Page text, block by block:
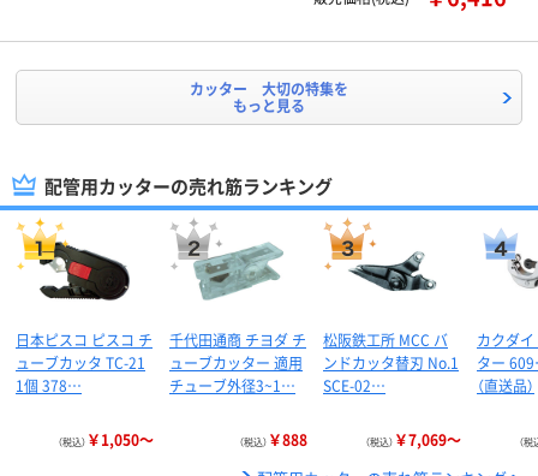
カッター 大切の特集を
もっと見る
配管用カッターの売れ筋ランキング
日本ピスコ ピスコ チ
ューブカッタ TC-21
1個 378…
（税込） ￥1,050～
千代田通商 チヨダ チ
ューブカッター 適用
チューブ外径3~1…
（税込） ￥888
松阪鉄工所 MCC バ
ンドカッタ替刃 No.1
SCE-02…
（税込） ￥7,069～
カクダ
ター
（直送品）
（税